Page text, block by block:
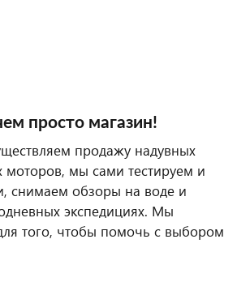
просто магазин!
продажу надувных
моторов, мы сами тестируем и
снимаем обзоры на воде и
экспедициях. Мы
того, чтобы помочь с выбором